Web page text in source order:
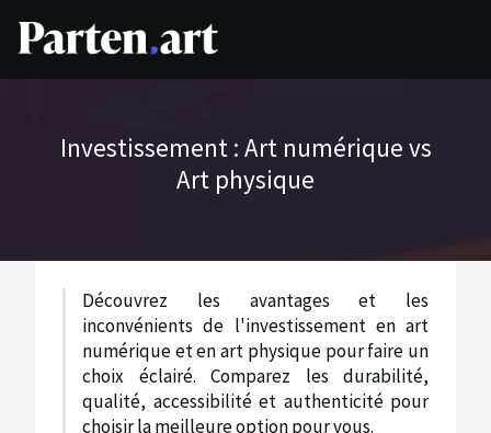
Investissement : Art numérique vs
Art physique
Découvrez les avantages et les
inconvénients de l'investissement en art
numérique et en art physique pour faire un
choix éclairé. Comparez les durabilité,
qualité, accessibilité et authenticité pour
choisir la meilleure option pour vous.